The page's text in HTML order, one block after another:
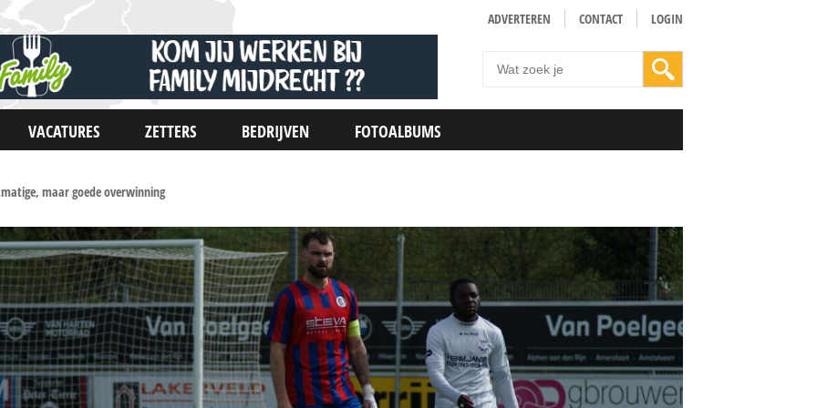
ADVERTEREN CONTACT LOGIN
VACATURES ZETTERS BEDRIJVEN FOTOALBUMS
maar goede overwinning